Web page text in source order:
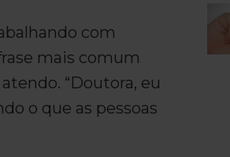
com
mais comum
“Doutora, eu
o que as pessoas